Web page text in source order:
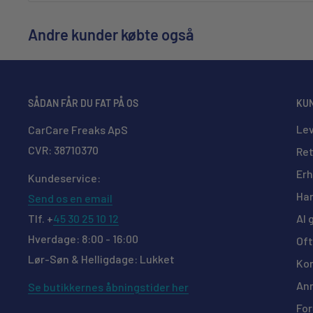
Skyl sprayhovedet igennem med vand efter brug
produktet kan hærde i sprayhovedet.
Hvilken CarPro coating passer
Sammenlign hele CarPro-serien og find den coating,
Produkt
CQuartz Lite
CQuartz UK 3.0
CQuartz SiC
*Enkelte produkter vil, grundet vægten/størrelse,
tunge varer)
Andre kunder købte også
SÅDAN FÅR DU FAT PÅ OS
CarCare Freaks ApS
CVR: 38710370
Kundeservice:
Send os en email
Tlf. +45 30 25 10 12
Hverdage: 8:00 - 16:00
Lør-Søn & Helligdage: Lukket
Se butikkernes åbningstider her
AI